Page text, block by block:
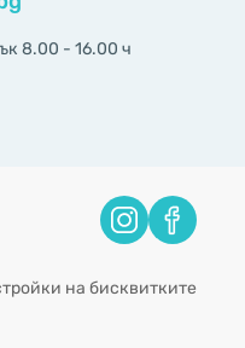
8.00 - 16.00 ч
на бисквитките